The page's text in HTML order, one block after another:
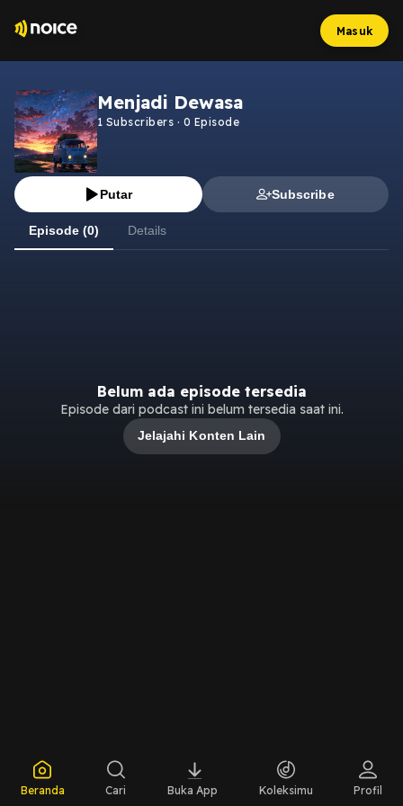
Masuk
Menjadi Dewasa
1 Subscribers · 0 Episode
Putar Subscribe
Episode (0) Details
Belum ada episode tersedia
Episode dari podcast ini belum tersedia saat ini.
Jelajahi Konten Lain
Beranda Cari Buka App Koleksimu Profil